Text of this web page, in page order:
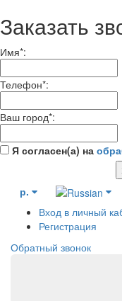
Заказать
Имя*:
Телефон*:
Ваш город*:
Я согласен(а) на
р.
Вход в личный
Регистрация
Обратный звонок